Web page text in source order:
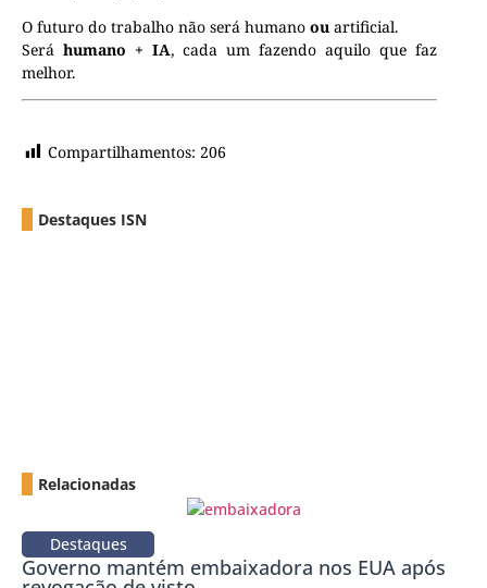
O futuro do trabalho não será humano ou artificial.
Será humano + IA, cada um fazendo aquilo que faz
melhor.
Compartilhamentos: 206
Destaques ISN
Relacionadas
Destaques
Governo mantém embaixadora nos EUA após